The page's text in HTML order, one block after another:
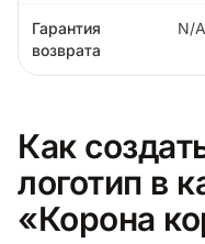
Гарантия
возврата
N/A
Как
логотип в
«Корона